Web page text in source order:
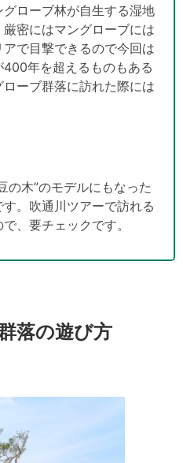
ローブ林が自生する湿地
密にはマングローブには
で目撃できるので今回は
年を超えるものもある
ーブ群落に訪れた際には
の木”のモデルにもなった
。吹通川ツアーで訪れる
、要チェックです。
落の遊び方